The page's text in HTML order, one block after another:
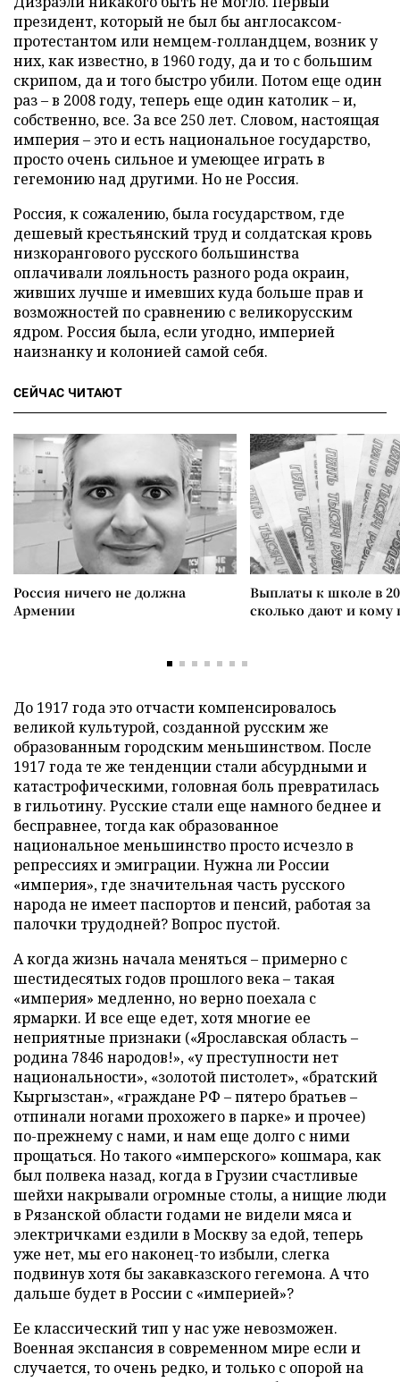
президент, который не был бы англосаксом-
протестантом или немцем-голландцем, возник у
них, как известно, в 1960 году, да и то с большим
скрипом, да и того быстро убили. Потом еще один
раз – в 2008 году, теперь еще один католик – и,
собственно, все. За все 250 лет. Словом, настоящая
империя – это и есть национальное государство,
просто очень сильное и умеющее играть в
гегемонию над другими. Но не Россия.
Россия, к сожалению, была государством, где
дешевый крестьянский труд и солдатская кровь
низкорангового русского большинства
оплачивали лояльность разного рода окраин,
живших лучше и имевших куда больше прав и
возможностей по сравнению с великорусским
ядром. Россия была, если угодно, империей
наизнанку и колонией самой себя.
СЕЙЧАС ЧИТАЮТ
Россия ничего не должна
Армении
Выплаты к школе в
сколько дают и
До 1917 года это отчасти компенсировалось
великой культурой, созданной русским же
образованным городским меньшинством. После
1917 года те же тенденции стали абсурдными и
катастрофическими, головная боль превратилась
в гильотину. Русские стали еще намного беднее и
бесправнее, тогда как образованное
национальное меньшинство просто исчезло в
репрессиях и эмиграции. Нужна ли России
«империя», где значительная часть русского
народа не имеет паспортов и пенсий, работая за
палочки трудодней? Вопрос пустой.
А когда жизнь начала меняться – примерно с
шестидесятых годов прошлого века – такая
«империя» медленно, но верно поехала с
ярмарки. И все еще едет, хотя многие ее
неприятные признаки («Ярославская область –
родина 7846 народов!», «у преступности нет
национальности», «золотой пистолет», «братский
Кыргызстан», «граждане РФ – пятеро братьев –
отпинали ногами прохожего в парке» и прочее)
по-прежнему с нами, и нам еще долго с ними
прощаться. Но такого «имперского» кошмара, как
был полвека назад, когда в Грузии счастливые
шейхи накрывали огромные столы, а нищие люди
в Рязанской области годами не видели мяса и
электричками ездили в Москву за едой, теперь
уже нет, мы его наконец-то избыли, слегка
подвинув хотя бы закавказского гегемона. А что
дальше будет в России с «империей»?
Ее классический тип у нас уже невозможен.
Военная экспансия в современном мире если и
случается, то очень редко, и только с опорой на